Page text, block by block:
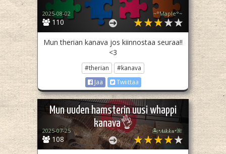
110
2025-08-02 ~°Maple°~
Mun therian kanava jos kiinnostaa seuraa!!
<3
#therian
#kanava
Jaa
Twiittaa
Mun uuden hamsterin uusi whappi
kanava👌
108
2025-07-25 🏝️•𝑨𝒊𝒌𝒌𝒖•🌺